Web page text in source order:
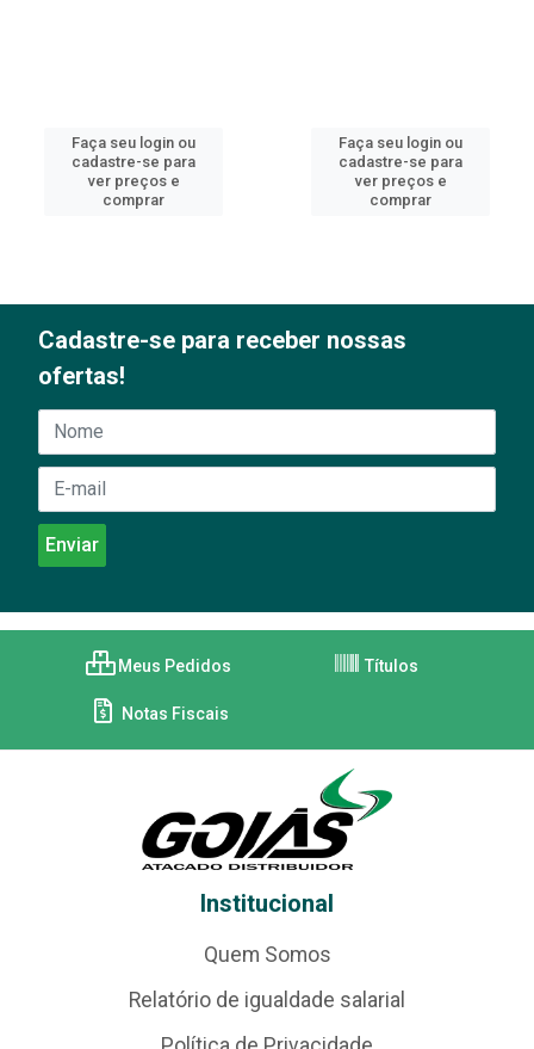
Faça seu login ou
cadastre-se para
ver preços e
comprar
Faça seu login ou
cadastre-se para
ver preços e
comprar
Cadastre-se para receber nossas
ofertas!
Meus Pedidos Títulos
Notas Fiscais
Institucional
Quem Somos
Relatório de igualdade salarial